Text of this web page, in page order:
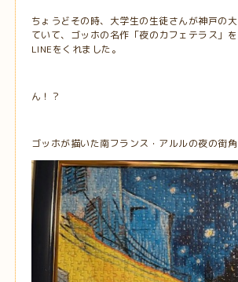
ちょうどその時、大学生の生徒さんが神戸の
ていて、ゴッホの名作「夜のカフェテラス」
LINEをくれました。
ん！？
ゴッホが描いた南フランス・アルルの夜の街角